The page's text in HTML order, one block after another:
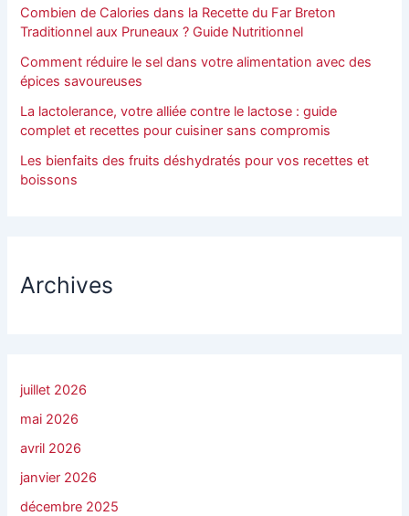
Combien de Calories dans la Recette du Far Breton
Traditionnel aux Pruneaux ? Guide Nutritionnel
Comment réduire le sel dans votre alimentation avec des
épices savoureuses
La lactolerance, votre alliée contre le lactose : guide
complet et recettes pour cuisiner sans compromis
Les bienfaits des fruits déshydratés pour vos recettes et
boissons
Archives
juillet 2026
mai 2026
avril 2026
janvier 2026
décembre 2025